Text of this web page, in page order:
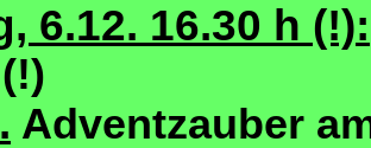
6.12. 16.30 h (!):
Adventzauber